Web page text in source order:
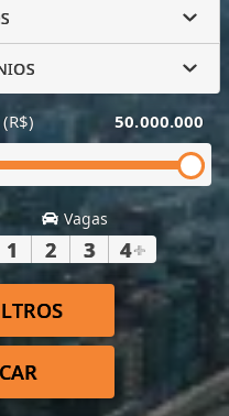
50.000.000
Vagas
1 2 3 4+